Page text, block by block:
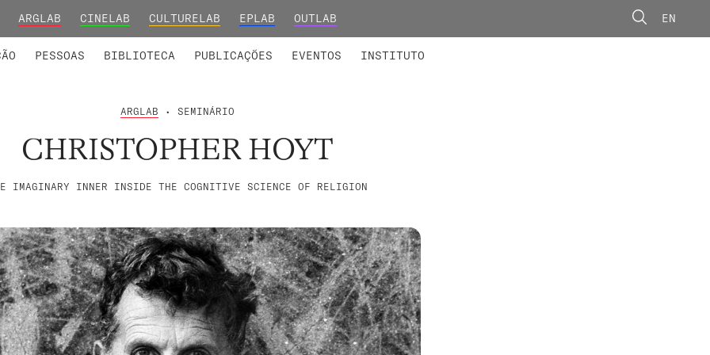
ARGLAB CINELAB CULTURELAB EPLAB OUTLAB EN
PESSOAS BIBLIOTECA PUBLICAÇÕES EVENTOS INSTITUTO
ARGLAB • SEMINÁRIO
CHRISTOPHER HOYT
IMAGINARY INNER INSIDE THE COGNITIVE SCIENCE OF RELIGION